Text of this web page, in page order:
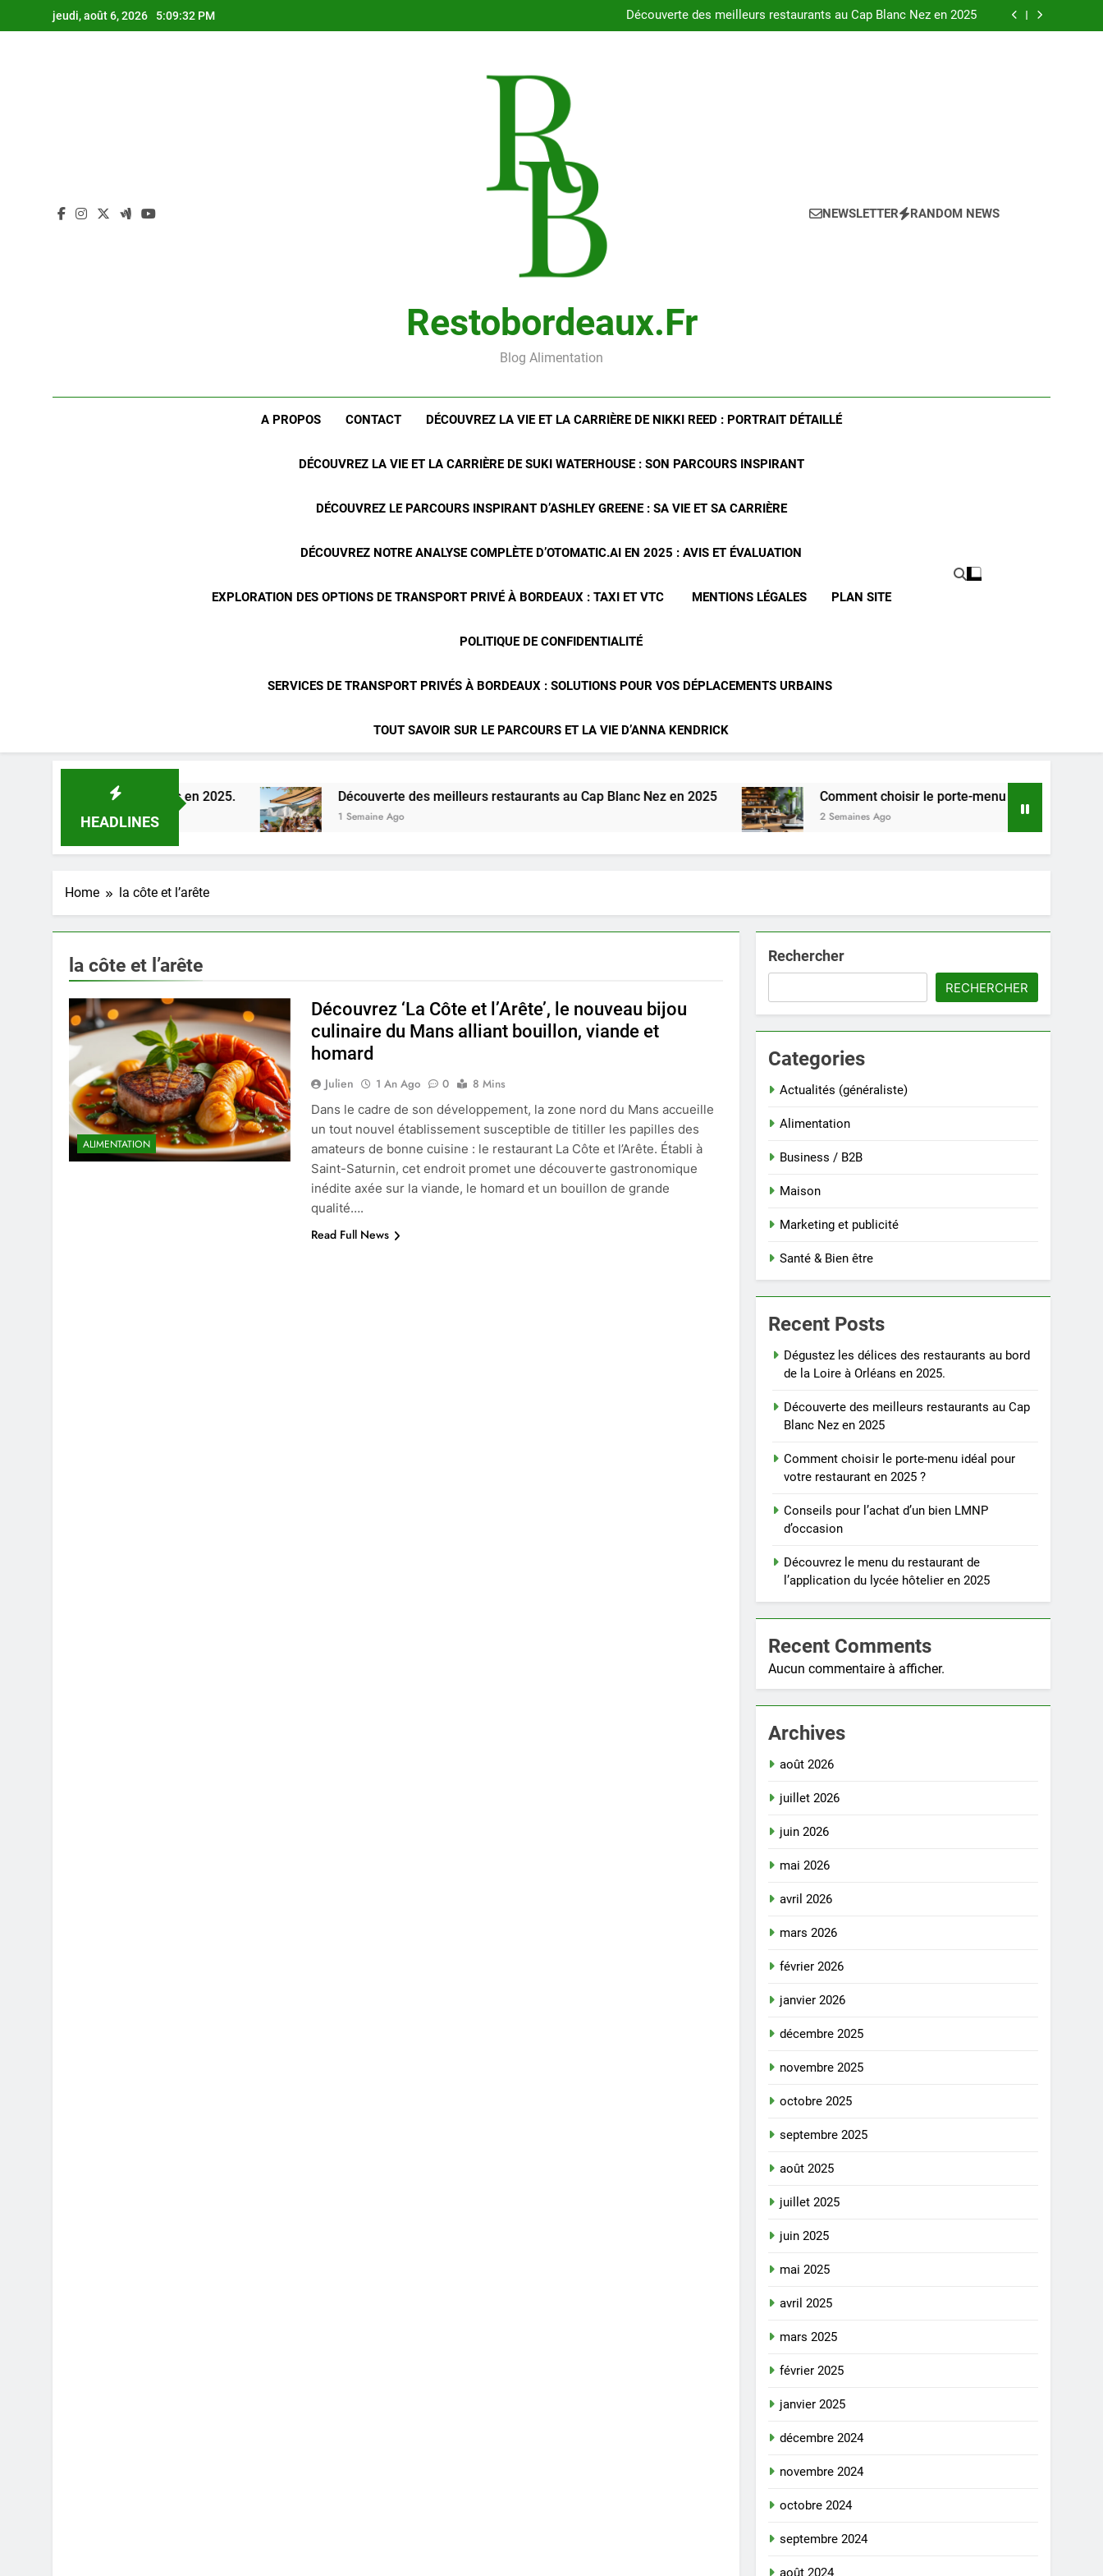
to
jeudi, août 6, 2026 5:09:33 PM
Découverte des meilleurs restaurants au Cap Blanc Nez en 2025
Comment choisir le porte-menu idéal pour votre restaurant en 2025 ?
Restobordeaux.fr
Blog Alimentation
NEWSLETTER RANDOM NEWS
A PROPOS CONTACT DÉCOUVREZ LA VIE ET LA CARRIÈRE DE NIKKI REED : PORTRAIT DÉTAILLÉ
DÉCOUVREZ LA VIE ET LA CARRIÈRE DE SUKI WATERHOUSE : SON PARCOURS INSPIRANT
DÉCOUVREZ LE PARCOURS INSPIRANT D’ASHLEY GREENE : SA VIE ET SA CARRIÈRE
DÉCOUVREZ NOTRE ANALYSE COMPLÈTE D’OTOMATIC.AI EN 2025 : AVIS ET ÉVALUATION
EXPLORATION DES OPTIONS DE TRANSPORT PRIVÉ À BORDEAUX : TAXI ET VTC MENTIONS LÉGALES PLAN SITE
POLITIQUE DE CONFIDENTIALITÉ
SERVICES DE TRANSPORT PRIVÉS À BORDEAUX : SOLUTIONS POUR VOS DÉPLACEMENTS URBAINS
TOUT SAVOIR SUR LE PARCOURS ET LA VIE D’ANNA KENDRICK
HEADLINES
Loire à Orléans en 2025. Découverte des meilleurs restaurants au Cap Blanc Nez en 2025
1 Semaine Ago
Comment choisir le porte-menu idéal pour votre restaurant
2 Semaines Ago
Home la côte et l’arête
la côte et l’arête
ALIMENTATION
Découvrez ‘La Côte et l’Arête’, le nouveau bijou
culinaire du Mans alliant bouillon, viande et
homard
Julien 1 An Ago 0
8 Mins
Dans le cadre de son développement, la zone nord du Mans accueille
un tout nouvel établissement susceptible de titiller les papilles des
amateurs de bonne cuisine : le restaurant La Côte et l’Arête. Établi à
Saint-Saturnin, cet endroit promet une découverte gastronomique
inédite axée sur la viande, le homard et un bouillon de grande
qualité….
Read Full News
Rechercher
RECHERCHER
Categories
Actualités (généraliste)
Alimentation
Business / B2B
Maison
Marketing et publicité
Santé & Bien être
Recent Posts
Dégustez les délices des restaurants au bord
de la Loire à Orléans en 2025.
Découverte des meilleurs restaurants au Cap
Blanc Nez en 2025
Comment choisir le porte-menu idéal pour
votre restaurant en 2025 ?
Conseils pour l’achat d’un bien LMNP
d’occasion
Découvrez le menu du restaurant de
l’application du lycée hôtelier en 2025
Recent Comments
Aucun commentaire à afficher.
Archives
août 2026
juillet 2026
juin 2026
mai 2026
avril 2026
mars 2026
février 2026
janvier 2026
décembre 2025
novembre 2025
octobre 2025
septembre 2025
août 2025
juillet 2025
juin 2025
mai 2025
avril 2025
mars 2025
février 2025
janvier 2025
décembre 2024
novembre 2024
octobre 2024
septembre 2024
août 2024